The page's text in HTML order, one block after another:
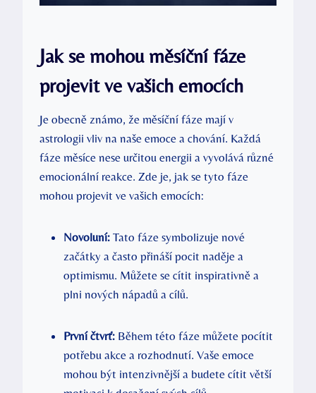
Jak se mohou⁣ měsíční fáze
projevit ve vašich emocích
Je obecně známo,⁢ že měsíční fáze mají v‍
astrologii vliv ⁣na naše emoce a⁤ chování. Každá
fáze měsíce nese určitou energii a⁤ vyvolává různé
emocionální reakce. Zde je, jak se ​tyto fáze
mohou⁤ projevit ve ‍vašich emocích:
Novoluní: Tato fáze symbolizuje ⁤nové
začátky a často přináší pocit naděje a
optimismu. Můžete ‍se ‍cítit inspirativně a
plni nových ‍nápadů a cílů.
První čtvrť: Během této fáze můžete pocítit
potřebu akce a rozhodnutí. Vaše‌ emoce
mohou být intenzivnější a ⁣budete ⁣cítit větší